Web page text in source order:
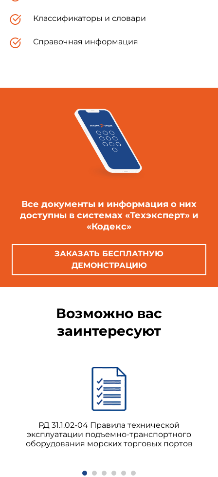
Классификаторы и словари
Справочная информация
Все документы и информация о них
доступны в системах «Техэксперт» и
«Кодекс»
ЗАКАЗАТЬ БЕСПЛАТНУЮ
ДЕМОНСТРАЦИЮ
Возможно вас
заинтересуют
РД 31.1.02-04 Правила технической
эксплуатации подъемно-транспортного
оборудования морских торговых портов